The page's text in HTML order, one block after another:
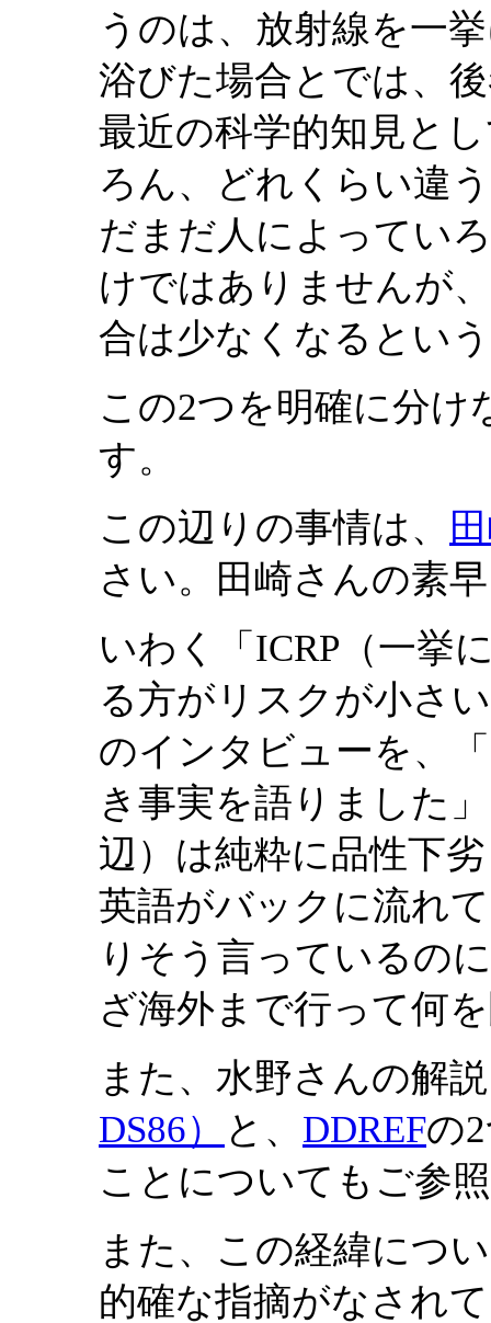
うのは、放射線を一
浴びた場合とでは、
最近の科学的知見と
ろん、どれくらい違
だまだ人によってい
けではありませんが
合は少なくなるとい
この2つを明確に分
す。
この辺りの事情は、
さい。田崎さんの素
いわく「ICRP（一挙
る方がリスクが小さ
のインタビューを、
き事実を語りました
辺）は純粋に品性下
英語がバックに流れ
りそう言っているの
ざ海外まで行って何
また、水野さんの解
DS86）
と、 DDREFの
ことについてもご参
また、この経緯につ
的確な指摘がなされ